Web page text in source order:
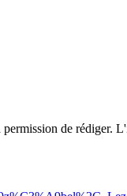
de